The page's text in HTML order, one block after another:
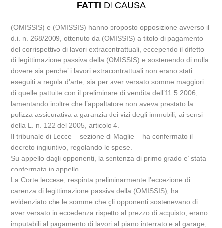
FATTI DI CAUSA
(OMISSIS) e (OMISSIS) hanno proposto opposizione avverso il
d.i. n. 268/2009, ottenuto da (OMISSIS) a titolo di pagamento
del corrispettivo di lavori extracontrattuali, eccependo il difetto
di legittimazione passiva della (OMISSIS) e sostenendo di nulla
dovere sia perche’ i lavori extracontrattuali non erano stati
eseguiti a regola d’arte, sia per aver versato somme maggiori
di quelle pattuite con il preliminare di vendita dell’11.5.2006,
lamentando inoltre che l’appaltatore non aveva prestato la
polizza assicurativa a garanzia dei vizi degli immobili, ai sensi
della L. n. 122 del 2005, articolo 4.
Il tribunale di Lecce – sezione di Maglie – ha confermato il
decreto ingiuntivo, regolando le spese.
Su appello dagli opponenti, la sentenza di primo grado e’ stata
confermata in appello.
La Corte leccese, respinta preliminarmente l’eccezione di
carenza di legittimazione passiva della (OMISSIS), ha
evidenziato che le somme che gli opponenti sostenevano di
aver versato in eccedenza rispetto al prezzo di acquisto, erano
imputabili al pagamento di lavori al piano interrato e al garage,